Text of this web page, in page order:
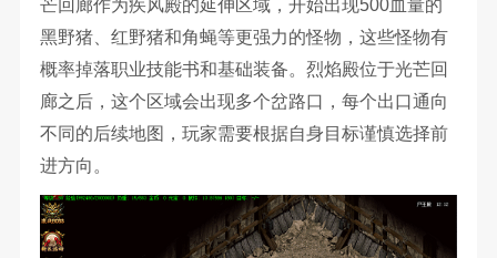
芒回廊作为疾风殿的延伸区域，开始出现500血量的
黑野猪、红野猪和角蝇等更强力的怪物，这些怪物有
概率掉落职业技能书和基础装备。烈焰殿位于光芒回
廊之后，这个区域会出现多个岔路口，每个出口通向
不同的后续地图，玩家需要根据自身目标谨慎选择前
进方向。